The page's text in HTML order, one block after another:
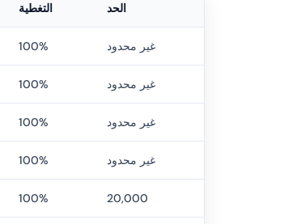
التغطية الحد
100% غير محدود
100% غير محدود
100% غير محدود
100% غير محدود
100% 20,000